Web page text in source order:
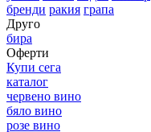
бренди ракия грапа
Друго
бира
Оферти
Купи сега
каталог
червено вино
бяло вино
розе вино